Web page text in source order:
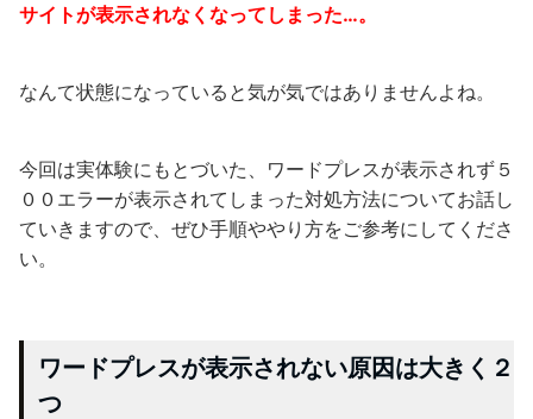
サイトが表示されなくなってしまった…。
なんて状態になっていると気が気ではありませんよね。
今回は実体験にもとづいた、ワードプレスが表示されず５
００エラーが表示されてしまった対処方法についてお話し
ていきますので、ぜひ手順ややり方をご参考にしてくださ
い。
ワードプレスが表示されない原因は大きく２
つ